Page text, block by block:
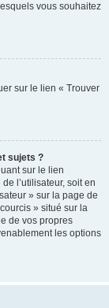
vous souhaitez
sur le lien « Trouver
sujets ?
sur le lien
l’utilisateur, soit en
» sur la page de
» situé sur la
de vos propres
les options